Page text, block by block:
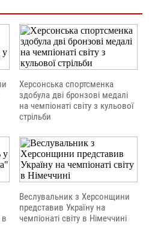
Херсонська спортсменка
здобула дві бронзові медалі
на чемпіонаті світу з кульової
стрільби
в
Веслувальник з Херсонщини
представив Україну на
чемпіонаті світу в Німеччині